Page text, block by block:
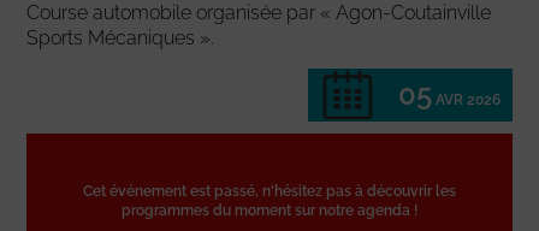
Course automobile organisée par « Agon-Coutainville
Sports Mécaniques ».
05 AVR 2026
Cet événement est passé, n'hésitez pas à découvrir les
programmes du moment sur notre agenda !